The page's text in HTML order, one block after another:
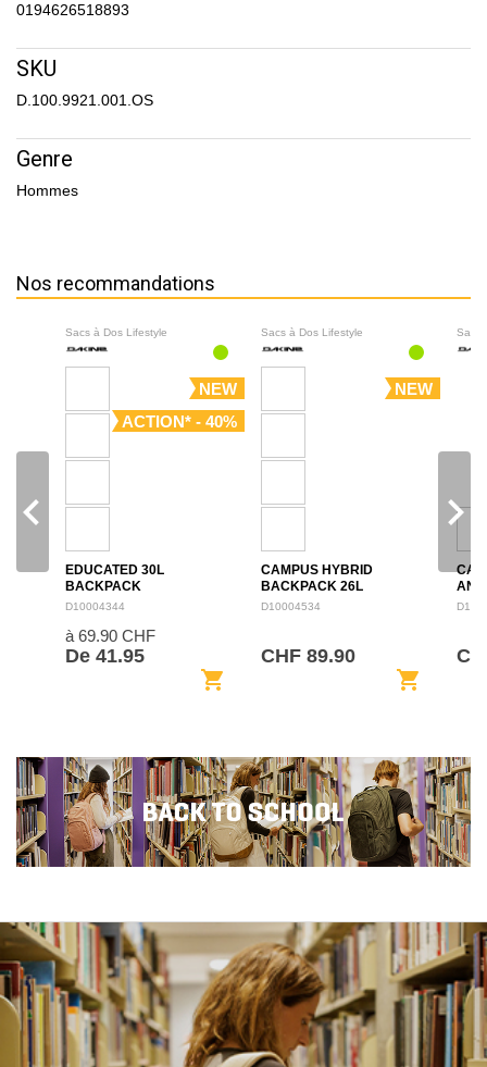
0194626518893
SKU
D.100.9921.001.OS
Genre
Hommes
Nos recommandations
Sacs à Dos Lifestyle
NEW
ACTION* - 40%
EDUCATED 30L
BACKPACK
D10004344
à 69.90 CHF
De 41.95
shopping_cart
Sacs à Dos Lifestyle
NEW
CAMPUS HYBRID
BACKPACK 26L
D10004534
CHF 89.90
shopping_cart
Sacs
navigate_before navigate_next